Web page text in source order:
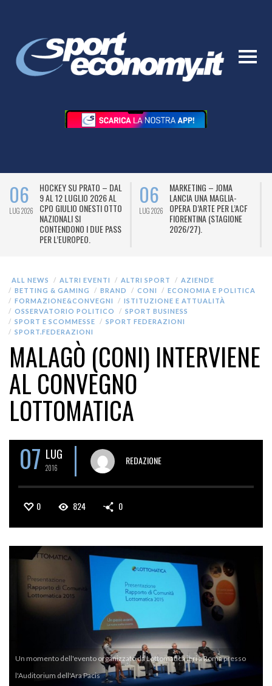
06
LUG 2026
HOCKEY SU PRATO – DAL
9 AL 12 LUGLIO 2026 AL
CPO GIULIO ONESTI OTTO
NAZIONALI SI
CONTENDONO I DUE PASS
PER L’EUROPEO.
06
LUG 2026
MARKETING – JOMA
LANCIA UNA MAGLIA-
OPERA D’ARTE PER L’ACF
FIORENTINA (STAGIONE
2026/27).
ALL NEWS ALTRI EVENTI ALTRI SPORT
AZIENDE
BETTING & GAMING
BRAND CONI
ECONOMIA E POLITICA
FORMAZIONE&CONVEGNI
ISTITUZIONE E ATTUALITÀ
OSSERVATORIO POLITICO
SPORT BUSINESS
SPORT E SCOMMESSE
SPORT FEDERAZIONI
SPORT.FEDERAZIONI
MALAGÒ (CONI) INTERVIENE
AL CONVEGNO
LOTTOMATICA
07 LUG
2016
REDAZIONE
0 824 0
Un momento dell'evento organizzato da Lottomatica ieri a Roma presso
l'Auditorium dell'Ara Pacis